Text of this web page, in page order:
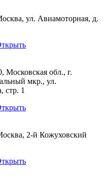
ул. Авиамоторная, д.
Московская обл., г.
мкр., ул.
стр. 1
2-й Кожуховский